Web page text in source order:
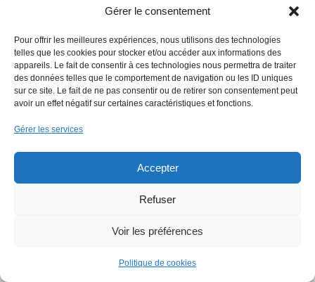
Gérer le consentement
Pour offrir les meilleures expériences, nous utilisons des technologies
telles que les cookies pour stocker et/ou accéder aux informations des
appareils. Le fait de consentir à ces technologies nous permettra de traiter
des données telles que le comportement de navigation ou les ID uniques
sur ce site. Le fait de ne pas consentir ou de retirer son consentement peut
avoir un effet négatif sur certaines caractéristiques et fonctions.
Gérer les services
Accepter
Refuser
Voir les préférences
Politique de cookies
Mot de passe
Se souvenir de moi
Bridge Club Draveil. Thème par